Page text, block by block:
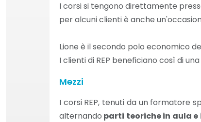
I corsi si tengono direttamente
per alcuni clienti è anche
Lione è il secondo polo economico
I clienti di REP beneficiano così di
Mezzi
I corsi REP, tenuti da un formatore
alternando parti teoriche in aula